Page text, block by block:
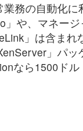
業務の自動化
」や、マネー
」は含ま
」パ
なら1500ド